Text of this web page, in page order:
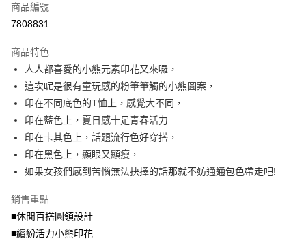
【大哥付你分期使用說明】
1.本服務由台灣大哥大提供，台灣大哥大用戶可立即使用無須另外申請。
流程，驗證手機門號後，選擇欲分期的期數、繳款截止日，確認付款後即完
成交易。
3.實際核准額度、可分期數及費用金額請依後續交易確認頁面所載為準。
4.訂單成立30分鐘內，如未前往確認交易或遇審核未通過，訂單將自動取
法說明評估內容。
【繳款方式說明】
1.分期款項不併入電信帳單，「大哥付你分期」於每月結算日後寄送繳費提
醒簡訊。
2.透過簡訊連結打開帳單後，可選擇「超商條碼／台灣大直營門市／銀行轉
帳／街口支付／iPASS MONEY」等通路繳費。
【注意事項】
1.本服務係由「台灣大哥大股份有限公司」（以下簡稱本公司）所提供，讓
用戶於交易時，得透過本服務購買商品或服務，並由商店將買賣／分期付款
買賣價金債權讓與本公司後，依約使用本公司帳單繳交帳款。
AFTEE先享後付
【關於「AFTEE先享後付」】
AFTEE先享後付是「在收到商品之後才付款」的支付方式。 讓您購物簡單
便利好安心！
１．簡單：不需註冊會員、不需綁卡、不需儲值。
２．便利：只要手機號碼，簡訊認證，即可結帳。
３．安心：先確認商品／服務後，再付款。
【「AFTEE先享後付」結帳流程】
１．於結帳方式選擇「AFTEE先享後付」後，將跳轉至「AFTEE先享後付」
２．訂單成立數日內，您將收到繳費通知簡訊。
ATM／網路銀行／等多元方式進行付款，方視為交易完成。
※ 請注意：結帳手續完成當下不需立刻繳費，但若您需要取消訂單，請聯絡
購買商品的店家。未經商家同意取消之訂單仍視為有效，需透過AFTEE先享
後付繳納相關費用。
ATM付款
全家取貨付款
每筆NT$70，滿NT$699(含以上)免運費
付款後全家取貨
7-11取貨付款
每筆NT$70，滿NT$799(含以上)免運費
商品編號
7808831
商品特色
人人都喜愛的小熊元素印花又來囉，
這次呢是很有童玩感的粉筆筆觸的小熊圖案，
印在不同底色的T恤上，感覺大不同，
印在藍色上，夏日感十足青春活力
印在卡其色上，話題流行色好穿搭，
印在黑色上，顯眼又顯瘦，
如果女孩們感到苦惱無法抉擇的話那就不妨通通包色帶走吧!
銷售重點
■休閒百搭圓領設計
■繽紛活力小熊印花